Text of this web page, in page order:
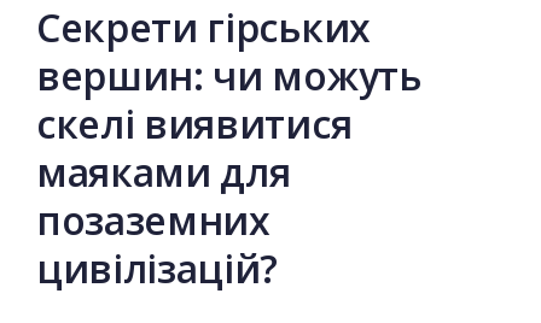
Секрети гірських
вершин: чи можуть
скелі виявитися
маяками для
позаземних
цивілізацій?